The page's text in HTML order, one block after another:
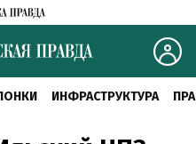
ИНФРАСТРУКТУРА